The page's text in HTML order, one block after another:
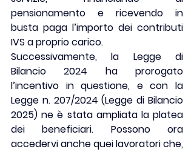
pensionamento e ricevendo in
busta paga l’importo dei contributi
IVS a proprio carico.
Successivamente, la Legge di
Bilancio 2024 ha prorogato
l’incentivo in questione, e con la
Legge n. 207/2024 (Legge di Bilancio
2025) ne è stata ampliata la platea
dei beneficiari. Possono ora
accedervi anche quei lavoratori che,